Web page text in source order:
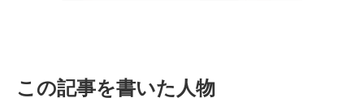
この記事を書いた人物